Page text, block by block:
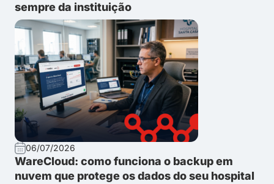
sempre da instituição
06/07/2026
WareCloud: como funciona o backup em
nuvem que protege os dados do seu hospital